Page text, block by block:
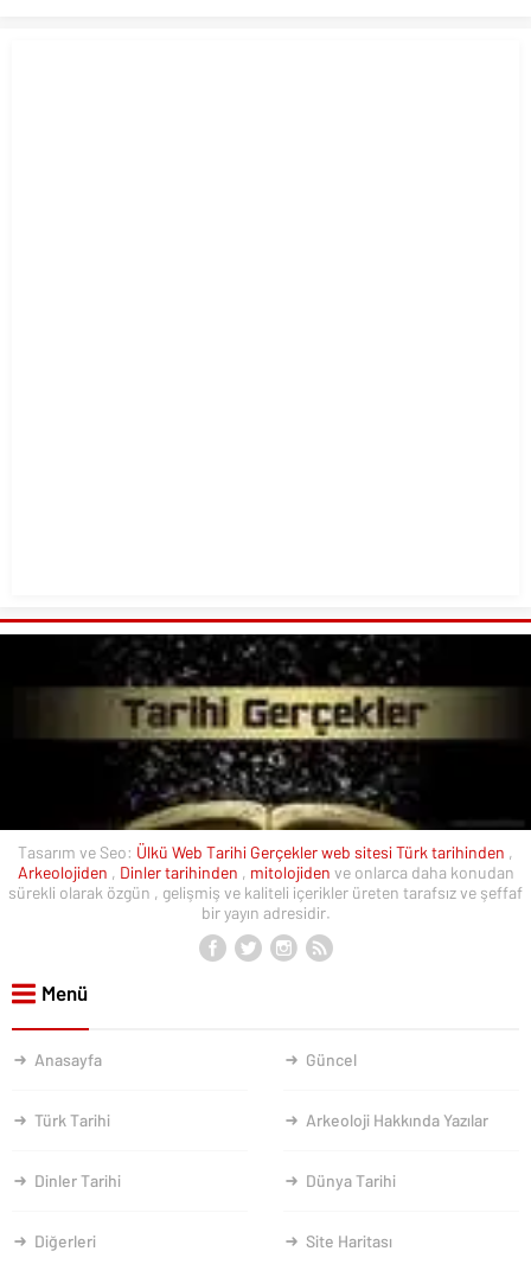
Tasarım ve Seo: Ülkü Web Tarihi Gerçekler web sitesiTürk tarihinden ,
Arkeolojiden , Dinler tarihinden , mitolojiden ve onlarca daha konudan
sürekli olarak özgün , gelişmiş ve kaliteli içerikler üreten tarafsız ve şeffaf
bir yayın adresidir.
Menü
Anasayfa Güncel
Türk Tarihi Arkeoloji Hakkında Yazılar
Dinler Tarihi Dünya Tarihi
Diğerleri Site Haritası